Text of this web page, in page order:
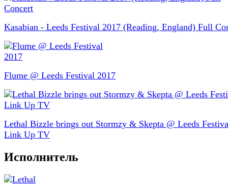
Kasabian - Leeds Festival 2017 (Reading, England) Full
Flume @ Leeds Festival 2017
Lethal Bizzle brings out Stormzy & Skepta @ Leeds
Link Up TV
Исполнитель